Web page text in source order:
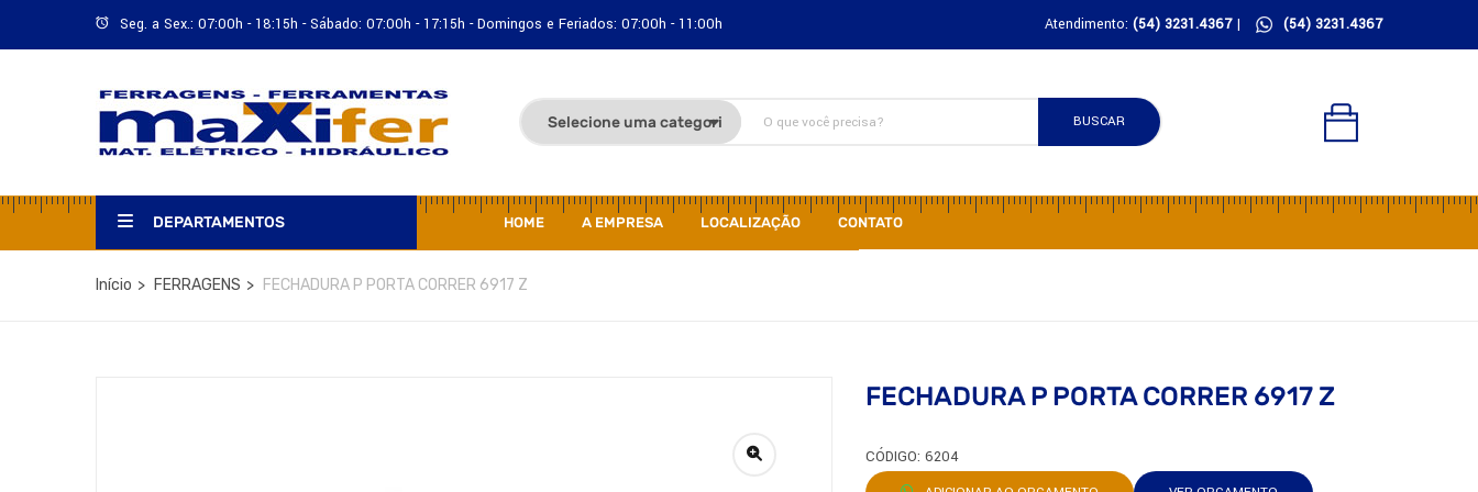
Seg. a Sex.: 07:00h - 18:15h - Sábado: 07:00h - 17:15h - Domingos e Feriados: 07:00h - 11:00h Atendimento: (54) 3231.4367| (54) 3231.4367
BUSCAR
DEPARTAMENTOS HOME A EMPRESA LOCALIZAÇÃO CONTATO
Início FERRAGENS FECHADURA P PORTA CORRER 6917 Z
FECHADURA P PORTA CORRER 6917 Z
CÓDIGO: 6204